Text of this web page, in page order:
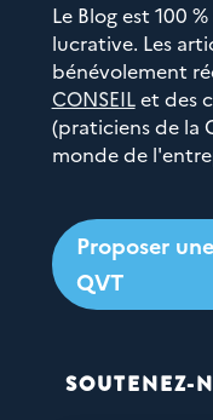
Le Blog est 100
lucrative. Les
bénévolement
CONSEILet des
(praticiens de la
monde de
Proposer
QVT
SOUTENEZ-